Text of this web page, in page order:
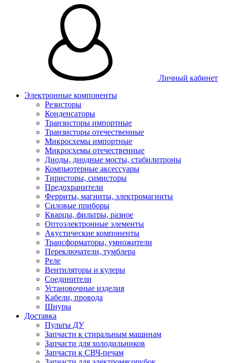
Личный кабинет
Электронные компоненты
Резисторы
Конденсаторы
Транзисторы импортные
Транзисторы отечественные
Микросхемы импортные
Микросхемы отечественные
Диоды, диодные мосты, стабилитроны
Компьютерные аксессуары
Тиристоры, симисторы
Предохранители
Ферриты, магниты, электромагниты
Силовые приборы
Кварцы, фильтры, разное
Оптоэлектронные элементы
Акустические компоненты
Трансформаторы, умножители
Переключатели, тумблера
Реле
Вентиляторы и кулеры
Соединители
Установочные изделия
Кабели, провода
Шнуры
Доставка
Пульты ДУ
Запчасти к стиральным машинам
Запчасти для холодильников
Запчасти к СВЧ-печам